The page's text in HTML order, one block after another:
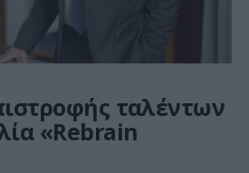
ταλέντων
«Rebrain